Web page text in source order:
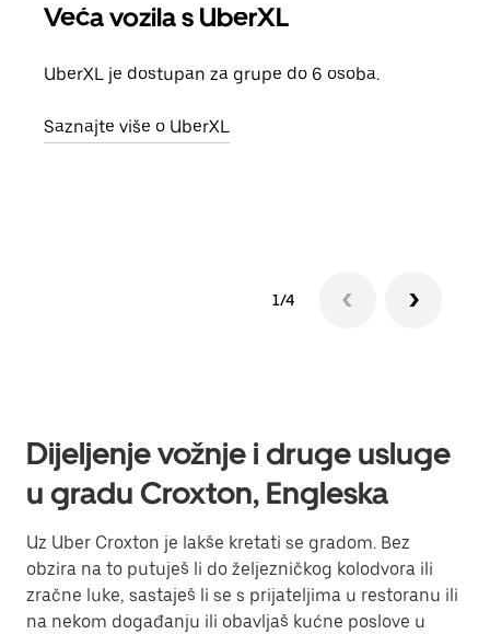
Veća vozila s UberXL
UberXL je dostupan za grupe do 6 osoba.
Saznajte više o UberXL
1/4
Dijeljenje vožnje i druge usluge
u gradu Croxton, Engleska
Uz Uber Croxton je lakše kretati se gradom. Bez
obzira na to putuješ li do željezničkog kolodvora ili
zračne luke, sastaješ li se s prijateljima u restoranu ili
na nekom događanju ili obavljaš kućne poslove u